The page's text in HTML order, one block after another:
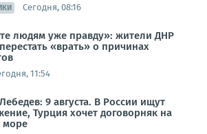
Сегодня, 08:16
людям уже правду»: жители ДНР
«врать» о причинах
11:54
9 августа. В России ищут
Турция хочет договорняк на
море